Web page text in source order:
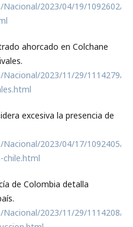
2023/04/19/1092602/
ahorcado en Colchane
2023/11/29/1114279/
excesiva la presencia de
2023/04/17/1092405/
chile.html
de Colombia detalla
2023/11/29/1114208/